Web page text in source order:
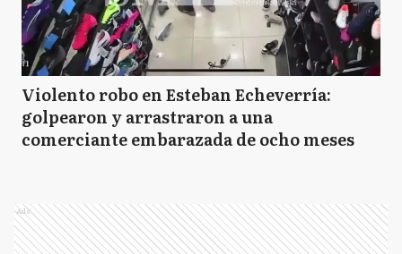
Violento robo en Esteban Echeverría:
golpearon y arrastraron a una
comerciante embarazada de ocho meses
Ads